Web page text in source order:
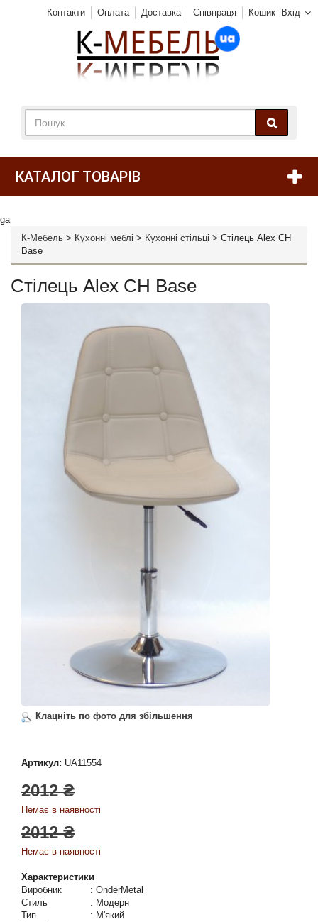
Вхід
Контакти Оплата Доставка Співпраця Кошик
КАТАЛОГ ТОВАРІВ
ga
К-Мебель > Кухонні меблі > Кухонні стільці > Стілець Alex CH
Base
Стілець Alex CH Base
Клацніть по фото для збільшення
Артикул: UA11554
2012 ₴
Немає в наявності
2012 ₴
Немає в наявності
Характеристики
Виробник
: OnderMetal
Стиль
: Модерн
Тип
: М'який